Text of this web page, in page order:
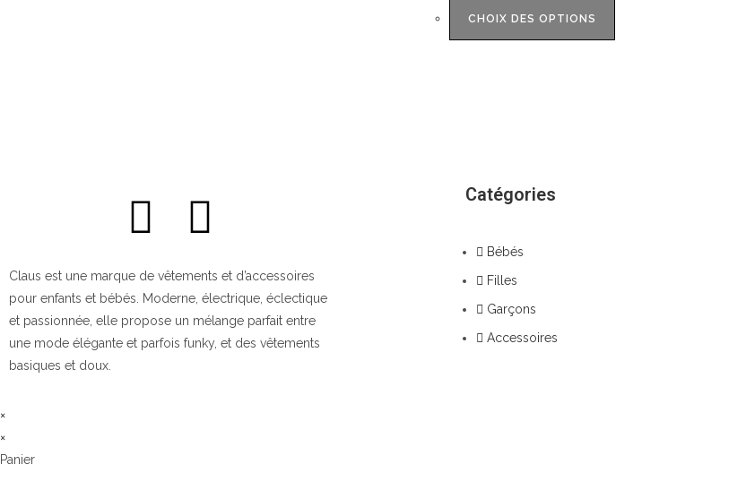
CHOIX DES OPTIONS
Claus est une marque de vêtements et d’accessoires
pour enfants et bébés. Moderne, électrique, éclectique
et passionnée, elle propose un mélange parfait entre
une mode élégante et parfois funky, et des vêtements
basiques et doux.
Catégories
Bébés
Filles
Garçons
Accessoires
×
×
Panier